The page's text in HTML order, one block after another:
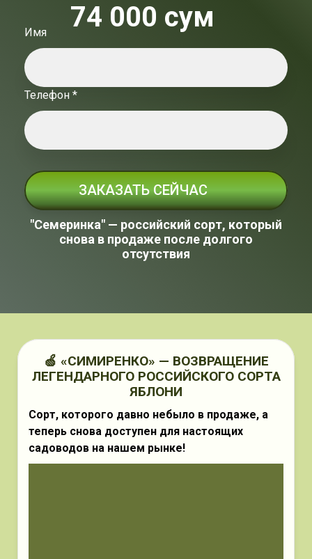
74 000 сум
Имя
Телефон *
ЗАКАЗАТЬ СЕЙЧАС
"Семеринка" — российский сорт, который
снова в продаже после долгого
отсутствия
🍏 «СИМИРЕНКО» — ВОЗВРАЩЕНИЕ
ЛЕГЕНДАРНОГО РОССИЙСКОГО СОРТА
ЯБЛОНИ
Сорт, которого давно небыло в продаже, а
теперь снова доступен для настоящих
садоводов на нашем рынке!